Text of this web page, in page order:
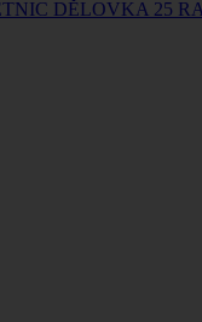
DĚLOVKA 25